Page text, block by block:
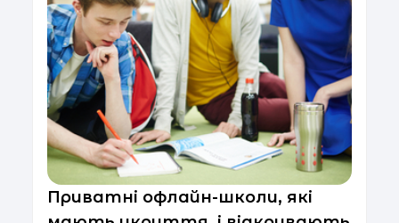
Приватні офлайн-школи, які